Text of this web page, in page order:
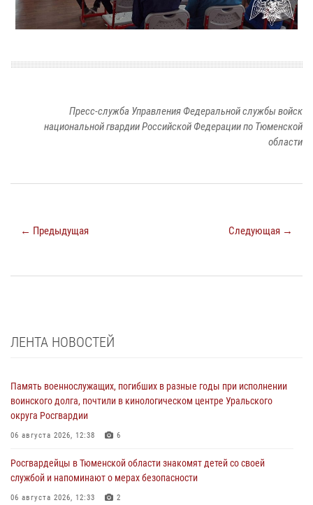
Пресс-служба Управления Федеральной службы войск
национальной гвардии Российской Федерации по Тюменской
области
← Предыдущая Следующая →
ЛЕНТА НОВОСТЕЙ
Память военнослужащих, погибших в разные годы при исполнении
воинского долга, почтили в кинологическом центре Уральского
округа Росгвардии
06 августа 2026, 12:38 6
Росгвардейцы в Тюменской области знакомят детей со своей
службой и напоминают о мерах безопасности
06 августа 2026, 12:33 2